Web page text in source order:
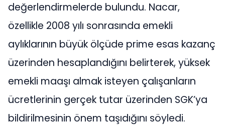
değerlendirmelerde bulundu. Nacar,
özellikle 2008 yılı sonrasında emekli
aylıklarının büyük ölçüde prime esas kazanç
üzerinden hesaplandığını belirterek, yüksek
emekli maaşı almak isteyen çalışanların
ücretlerinin gerçek tutar üzerinden SGK’ya
bildirilmesinin önem taşıdığını söyledi.